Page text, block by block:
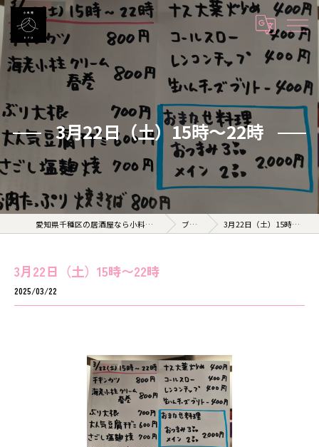
3月22日（土）15時〜22時
愛知県千種区の居酒屋なら小料理 久 KYU ブログ 3月22日（土）15時〜22時
3月22日（土）15時〜22時
2025/03/22